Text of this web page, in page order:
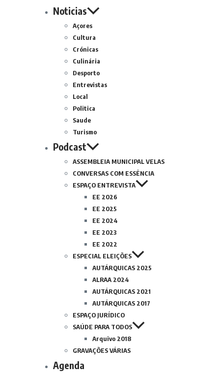
Noticias
Açores
Cultura
Crónicas
Culinária
Desporto
Entrevistas
Local
Politica
Saude
Turismo
Podcast
ASSEMBLEIA MUNICIPAL VELAS
CONVERSAS COM ESSÊNCIA
ESPAÇO ENTREVISTA
EE 2026
EE 2025
EE 2024
EE 2023
EE 2022
ESPECIAL ELEIÇÕES
AUTÁRQUICAS 2025
ALRAA 2024
AUTÁRQUICAS 2021
AUTÁRQUICAS 2017
ESPAÇO JURÍDICO
SAÚDE PARA TODOS
Arquivo 2018
GRAVAÇÕES VÁRIAS
Agenda